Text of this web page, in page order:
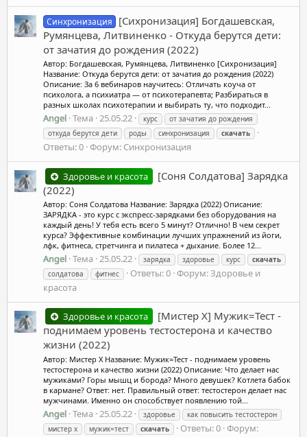
Синхронизация
[Сихронизация] Богдашевская,
Румянцева, Литвиненко - Откуда берутся дети:
от зачатия до рождения (2022)
Автор: Богдашевская, Румянцева, Литвиненко [Сихронизация]
Название: Откуда берутся дети: от зачатия до рождения (2022)
Описание: За 6 вебинаров научитесь: Отличать коуча от
психолога, а психиатра — от психотерапевта; Разбираться в
разных школах психотерапии и выбирать ту, что подходит...
Angel Тема 25.05.22 курс
от зачатия до рождения
откуда берутся дети
роды синхронизация скачать
Ответы: 0 Форум: Синхронизация
Здоровье и красота
[Соня Солдатова] Зарядка
(2022)
Автор: Соня Солдатова Название: Зарядка (2022) Описание:
ЗAРЯДКА - это курс с экспресс-зарядками без оборудования на
каждый день! У тебя есть всего 5 минут? Отлично! В чем секрет
курса? Эффективные комбинации лучших упражнений из йоги,
лфк, фитнеса, стретчинга и пилатеса + дыхание. Более 12...
Angel Тема 25.05.22 зарядка здоровье курс
скачать
солдатова
фитнес Ответы: 0 Форум:Здоровье и
красота
Здоровье и красота
[Мистер Х] Мужик=Тест -
поднимаем уровень тестостерона и качество
жизни (2022)
Автор: Мистер Х Название: Мужик=Тест - поднимаем уровень
тестостерона и качество жизни (2022) Описание: Что делает нас
мужиками? Горы мышц и борода? Много девушек? Котлета бабок
в кармане? Ответ: нет. Правильный ответ: тестостерон делает нас
мужчинами. Именно он способствует появлению той...
Angel Тема 25.05.22 здоровье
как повысить тестостерон
мистер x
мужик=тест скачать Ответы: 0 Форум: